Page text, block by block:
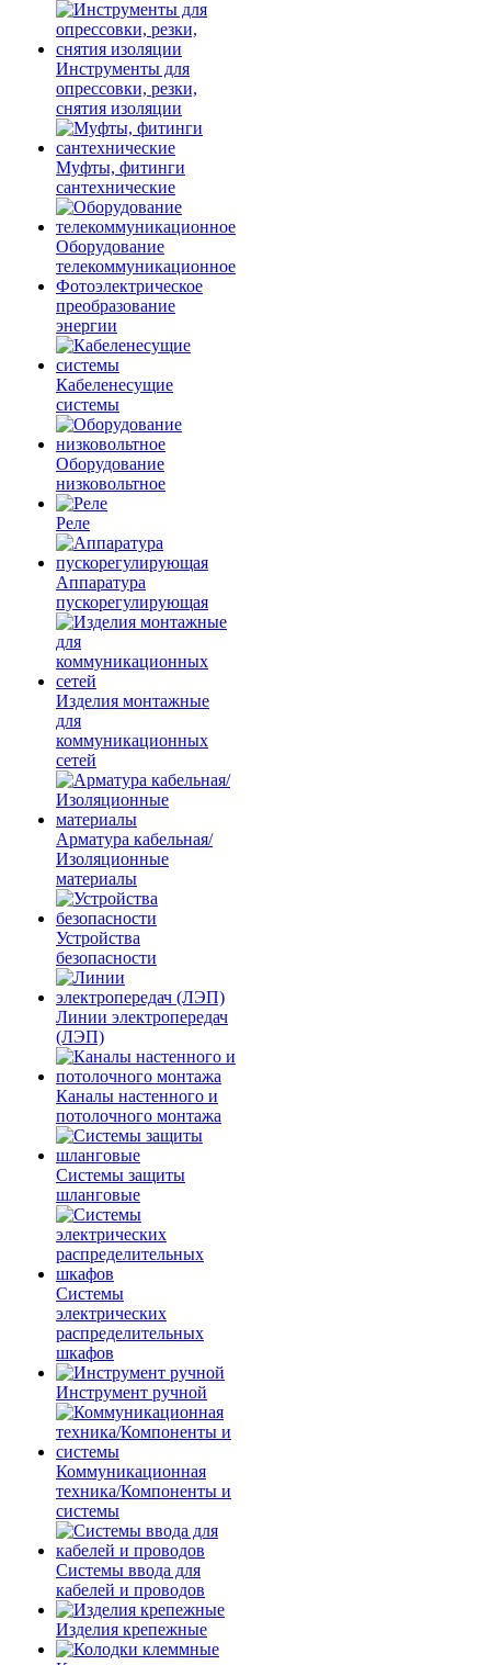
Инструменты для
опрессовки, резки,
снятия изоляции
Муфты, фитинги
сантехнические
Оборудование
телекоммуникационное
Фотоэлектрическое
преобразование
энергии
Кабеленесущие
системы
Оборудование
низковольтное
Реле
Аппаратура
пускорегулирующая
Изделия монтажные
для
коммуникационных
сетей
Арматура кабельная/
Изоляционные
материалы
Устройства
безопасности
Линии электропередач
(ЛЭП)
Каналы настенного и
потолочного монтажа
Системы защиты
шланговые
Системы
электрических
распределительных
шкафов
Инструмент ручной
Коммуникационная
техника/Компоненты и
системы
Системы ввода для
кабелей и проводов
Изделия крепежные